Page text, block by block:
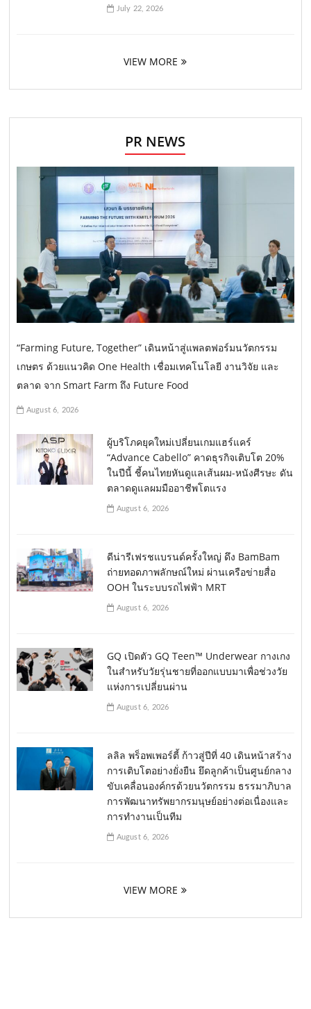
July 22, 2026
VIEW MORE
PR NEWS
“Farming Future, Together” เดินหน้าสู่แพลตฟอร์มนวัตกรรม
เกษตร ด้วยแนวคิด One Health เชื่อมเทคโนโลยี งานวิจัย และ
ตลาด จาก Smart Farm ถึง Future Food
August 6, 2026
ผู้บริโภคยุคใหม่เปลี่ยนเกมแฮร์แคร์
“Advance Cabello” คาดธุรกิจเติบโต 20%
ในปีนี้ ชี้คนไทยหันดูแลเส้นผม-หนังศีรษะ ดัน
ตลาดดูแลผมมืออาชีพโตแรง
August 6, 2026
ดีน่ารีเฟรชแบรนด์ครั้งใหญ่ ดึง BamBam
ถ่ายทอดภาพลักษณ์ใหม่ ผ่านเครือข่ายสื่อ
OOH ในระบบรถไฟฟ้า MRT
August 6, 2026
GQ เปิดตัว GQ Teen™ Underwear กางเกง
ในสำหรับวัยรุ่นชายที่ออกแบบมาเพื่อช่วงวัย
แห่งการเปลี่ยนผ่าน
August 6, 2026
ลลิล พร็อพเพอร์ตี้ ก้าวสู่ปีที่ 40 เดินหน้าสร้าง
การเติบโตอย่างยั่งยืน ยึดลูกค้าเป็นศูนย์กลาง
ขับเคลื่อนองค์กรด้วยนวัตกรรม ธรรมาภิบาล
การพัฒนาทรัพยากรมนุษย์อย่างต่อเนื่องและ
การทำงานเป็นทีม
August 6, 2026
VIEW MORE